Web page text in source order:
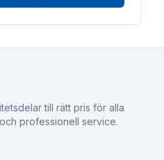
till rätt pris för alla
professionell service.